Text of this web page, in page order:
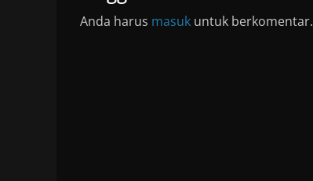
Anda harus masuk untuk berkomentar.